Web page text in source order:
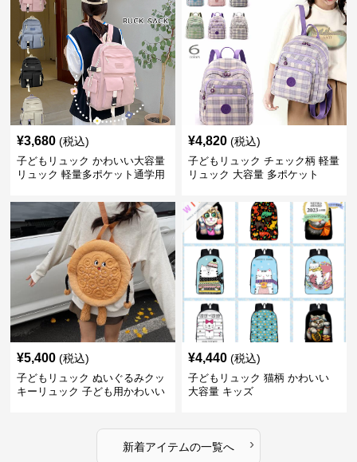
¥3,680 (税込)
子どもリュック かわいい大容量
リュック 軽量多ポケット通学用
¥4,820 (税込)
子どもリュック チェック柄 軽量
リュック 大容量 多ポケット
¥5,400 (税込)
子どもリュック ぬいぐるみクッ
キーリュック 子ども用かわいい
¥4,440 (税込)
子どもリュック 猫柄 かわいい
大容量 キッズ
新着アイテムの一覧へ ›